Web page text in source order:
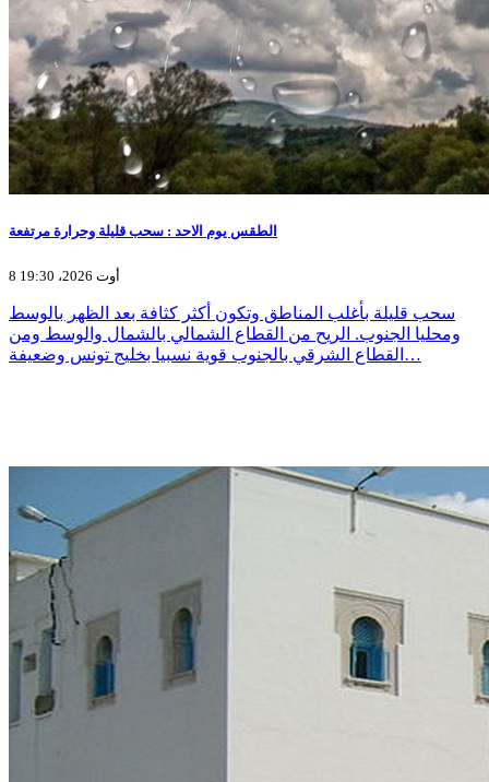
الطقس يوم الاحد : سحب قليلة وحرارة مرتفعة
8 أوت 2026، 19:30
سحب قليلة بأغلب المناطق وتكون أكثر كثافة بعد الظهر بالوسط
ومحليا الجنوب. الريح من القطاع الشمالي بالشمال والوسط ومن
القطاع الشرقي بالجنوب قوية نسبيا بخليج تونس وضعيفة…